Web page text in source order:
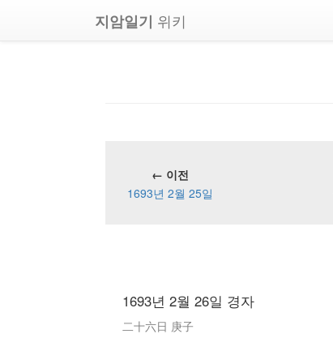
지암일기 위키
← 이전
1693년 2월 25일
1693년 2월 26일 경자
二十六日 庚子